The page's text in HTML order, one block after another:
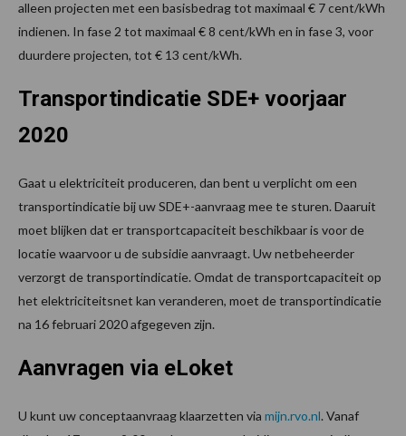
alleen projecten met een basisbedrag tot maximaal € 7 cent/kWh
indienen. In fase 2 tot maximaal € 8 cent/kWh en in fase 3, voor
duurdere projecten, tot € 13 cent/kWh.
Transportindicatie SDE+ voorjaar
2020
Gaat u elektriciteit produceren, dan bent u verplicht om een
transportindicatie bij uw SDE+-aanvraag mee te sturen. Daaruit
moet blijken dat er transportcapaciteit beschikbaar is voor de
locatie waarvoor u de subsidie aanvraagt. Uw netbeheerder
verzorgt de transportindicatie. Omdat de transportcapaciteit op
het elektriciteitsnet kan veranderen, moet de transportindicatie
na 16 februari 2020 afgegeven zijn.
Aanvragen via eLoket
U kunt uw conceptaanvraag klaarzetten via mijn.rvo.nl. Vanaf